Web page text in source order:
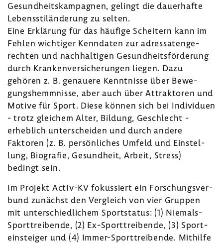
Gesund­heits­kam­pa­gnen, gelingt die dauer­hafte
Lebens­stil­än­de­rung zu selten.
Eine Erklä­rung für das häufige Schei­tern kann im
Fehlen wich­tiger Kenn­daten zur adres­sa­ten­ge­
rechten und nach­hal­tigen Gesund­heits­för­de­rung
durch Kran­ken­ver­si­che­rungen liegen. Dazu
gehören z. B. genauere Kennt­nisse über Bewe­
gungs­hemm­nisse, aber auch über Attrak­toren und
Motive für Sport. Diese können sich bei Indi­vi­duen
- trotz glei­chem Alter, Bildung, Geschlecht -
erheb­lich unter­scheiden und durch andere
Faktoren (z. B. persön­li­ches Umfeld und Einstel­
lung, Biografie, Gesund­heit, Arbeit, Stress)
bedingt sein.
Im Projekt ActIv-​KV fokus­siert ein Forschungs­ver­
bund zunächst den Vergleich von vier Gruppen
mit unter­schied­li­chem Sport­status: (1) Niemals-​
Sporttreibende, (2) Ex-​Sporttreibende, (3) Sport­
ein­steiger und (4) Immer-​Sporttreibende. Mithilfe